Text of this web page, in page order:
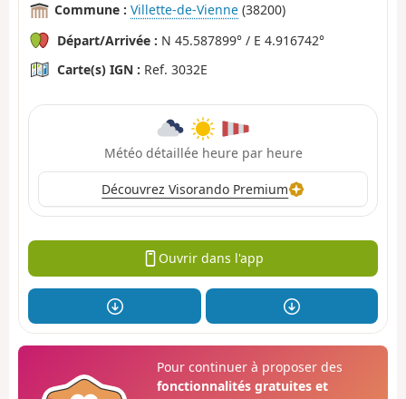
Commune : Villette-de-Vienne (38200)
Départ/Arrivée : N 45.587899° / E 4.916742°
Carte(s) IGN : Ref. 3032E
Météo détaillée heure par heure
Découvrez Visorando Premium
Ouvrir dans l'app
Pour continuer à proposer des
fonctionnalités gratuites et